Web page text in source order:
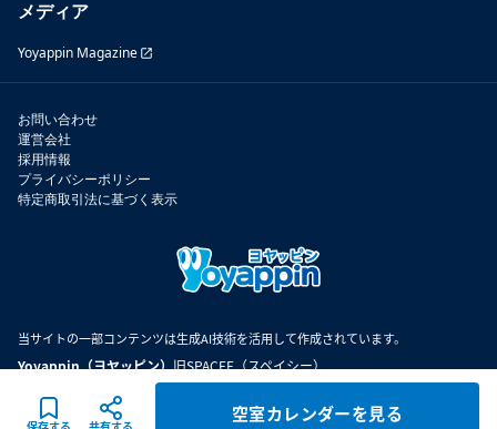
空室カレンダーを見る
メディア
Yoyappin Magazine
お問い合わせ
運営会社
採用情報
プライバシーポリシー
特定商取引法に基づく表示
当サイトの一部コンテンツは生成AI技術を活用して作成されています。
Yoyappin（ヨヤッピン）旧SPACEE（スペイシー）
©2026Spacee inc.